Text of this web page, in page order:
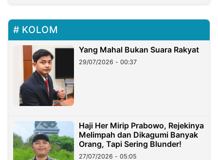
KOLOM
Yang Mahal Bukan Suara Rakyat
29/07/2026 - 00:37
Haji Her Mirip Prabowo, Rejekinya
Melimpah dan Dikagumi Banyak
Orang, Tapi Sering Blunder!
27/07/2026 - 05:05